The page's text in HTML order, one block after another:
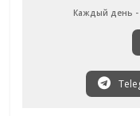
Каждый день -